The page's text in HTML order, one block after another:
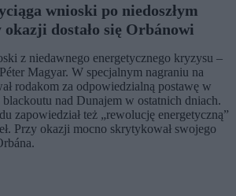
wnioski po niedoszłym
dostało się Orbánowi
z niedawnego energetycznego kryzysu –
Magyar. W specjalnym nagraniu na
rodakom za odpowiedzialną postawę w
nad Dunajem w ostatnich dniach.
zapowiedział też „rewolucję energetyczną”
Przy okazji mocno skrytykował swojego